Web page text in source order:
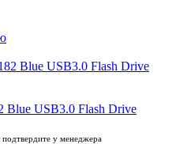
Blue USB3.0 Flash Drive
подтвердите у менеджера